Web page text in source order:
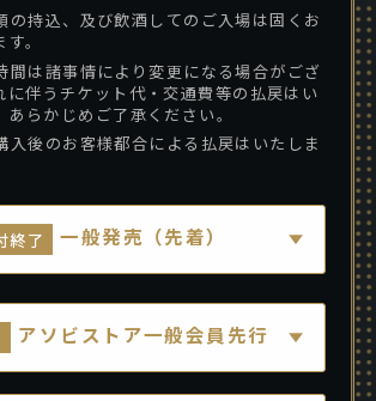
持込、及び飲酒してのご入場は固くお
。
間は諸事情により変更になる場合がござ
に伴うチケット代・交通費等の払戻はい
あらかじめご了承ください。
後のお客様都合による払戻はいたしま
終了 一般発売（先着）
アソビストア一般会員先行